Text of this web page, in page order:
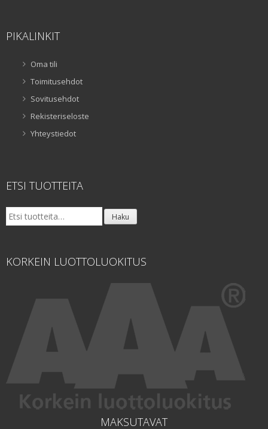
PIKALINKIT
Oma tili
Toimitusehdot
Sovitusehdot
Rekisteriseloste
Yhteystiedot
ETSI TUOTTEITA
Etsi: Haku
KORKEIN LUOTTOLUOKITUS
MAKSUTAVAT